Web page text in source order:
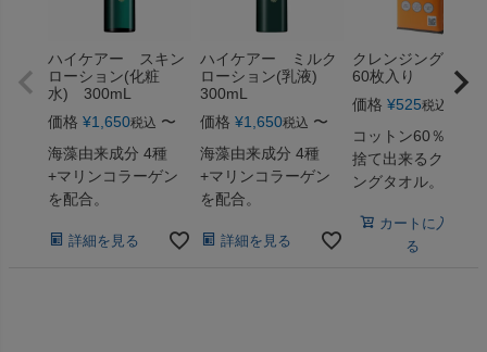
ハイケアー スキン
ローション(化粧
水) 300mL
価格 ¥1,650税込 〜
海藻由来成分 4種
+マリンコラーゲン
を配合。
詳細を見る
ハイケアー ミルク
ローション(乳液)
300mL
価格 ¥1,650税込 〜
海藻由来成分 4種
+マリンコラーゲン
を配合。
詳細を見る
クレンジングタオ
60枚入り
価格 ¥525税込
コットン60％！使
捨て出来るクレン
ングタオル。
カートに入れ
る